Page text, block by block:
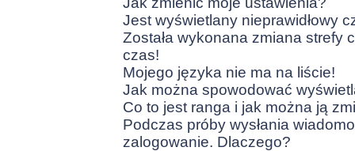
Jest wyświetlany nieprawidłowy
Została wykonana zmiana strefy
czas!
Mojego języka nie ma na liście!
Jak można spowodować
Co to jest ranga i jak można ją
Podczas próby wysłania
zalogowanie. Dlaczego?